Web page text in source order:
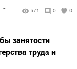
-
671 0 0
занятости
труда и